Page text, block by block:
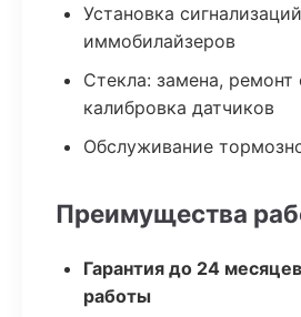
Установка
иммобилайзеров
Стекла: замена, ремонт
калибровка датчиков
Обслуживание
Преимущества
Гарантия до 24
работы